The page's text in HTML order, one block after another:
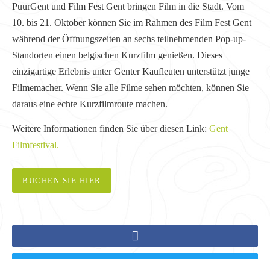
PuurGent und Film Fest Gent bringen Film in die Stadt. Vom
10. bis 21. Oktober können Sie im Rahmen des Film Fest Gent
während der Öffnungszeiten an sechs teilnehmenden Pop-up-
Standorten einen belgischen Kurzfilm genießen. Dieses
einzigartige Erlebnis unter Genter Kaufleuten unterstützt junge
Filmemacher. Wenn Sie alle Filme sehen möchten, können Sie
daraus eine echte Kurzfilmroute machen.
Weitere Informationen finden Sie über diesen Link: Gent
Filmfestival.
BUCHEN SIE HIER